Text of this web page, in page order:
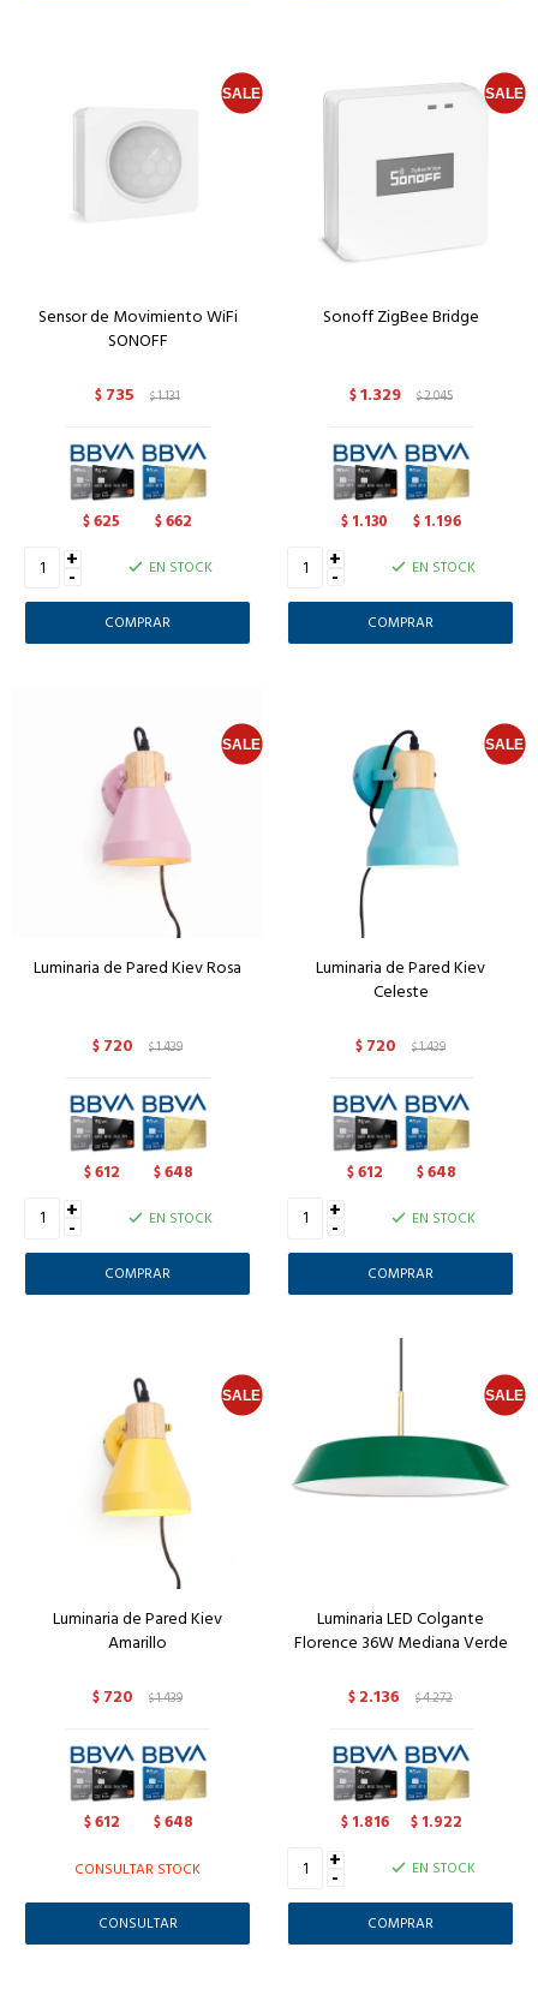
Sensor de Movimiento WiFi
SONOFF
$ 735 $1.131
$625 $662
+
- EN STOCK
Sonoff ZigBee Bridge
$1.329 $2.045
$ 1.130 $ 1.196
+
- EN STOCK
Luminaria de Pared Kiev Rosa
$ 720 $1.439
$612 $648
+
- EN STOCK
Luminaria de Pared Kiev
Celeste
$ 720 $1.439
$612 $648
+
- EN STOCK
Luminaria de Pared Kiev
Amarillo
$ 720 $1.439
$612 $648
CONSULTAR STOCK
CONSULTAR
Luminaria LED Colgante
Florence 36W Mediana Verde
$ 2.136 $4.272
$ 1.816 $ 1.922
+
- EN STOCK